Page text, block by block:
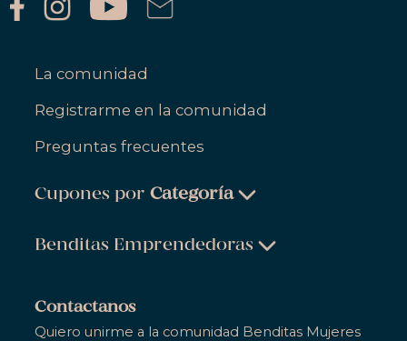
La comunidad
Registrarme en la comunidad
Preguntas frecuentes
Cupones porCategoría
Belleza & Cuidado Personal
Salud & Bienestar
Hogar
Benditas Emprendedoras
Contactanos
Quiero unirme a la comunidad Benditas Mujeres